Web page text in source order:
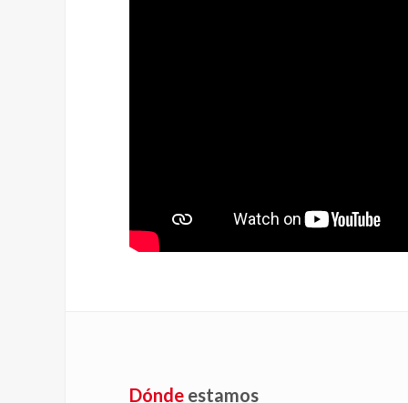
Dónde estamos